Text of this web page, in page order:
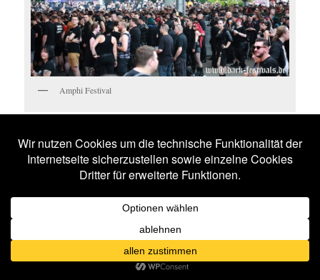
Amphi Festival
IMPRESSIONEN BLUTENGEL
PETER
TARJA